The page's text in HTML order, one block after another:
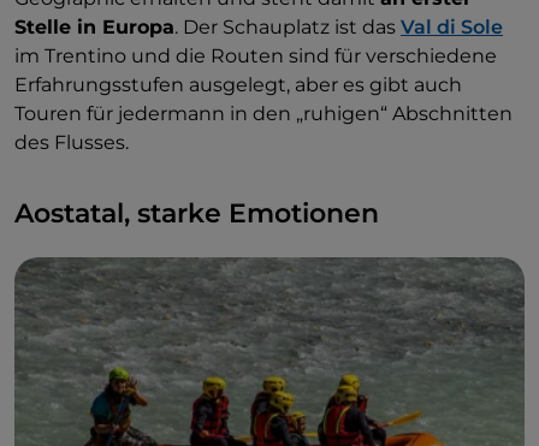
Stelle in Europa. Der Schauplatz ist das Val di Sole
im Trentino und die Routen sind für verschiedene
Erfahrungsstufen ausgelegt, aber es gibt auch
Touren für jedermann in den „ruhigen“ Abschnitten
des Flusses.
Aostatal, starke Emotionen